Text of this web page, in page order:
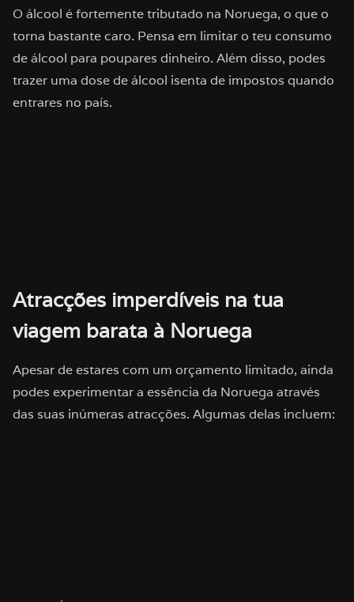
O álcool é fortemente tributado na Noruega, o que o
torna bastante caro. Pensa em limitar o teu consumo
de álcool para poupares dinheiro. Além disso, podes
trazer uma dose de álcool isenta de impostos quando
entrares no país.
Atracções imperdíveis na tua
viagem barata à Noruega
Apesar de estares com um orçamento limitado, ainda
podes experimentar a essência da Noruega através
das suas inúmeras atracções. Algumas delas incluem: